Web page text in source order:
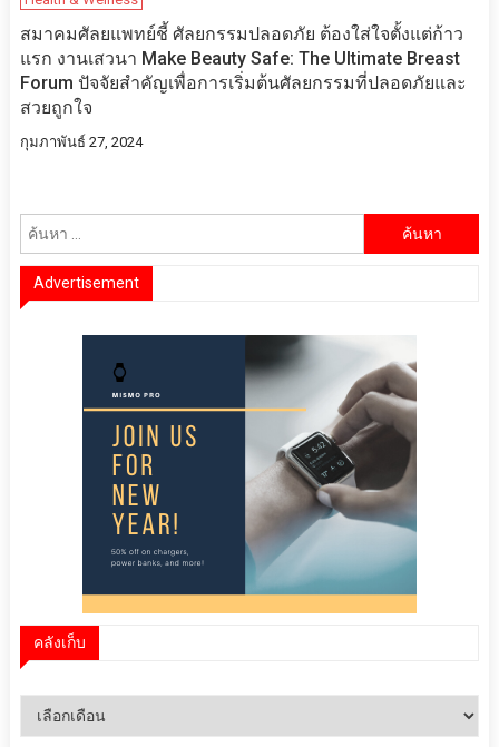
สมาคมศัลยแพทย์ชี้ ศัลยกรรมปลอดภัย ต้องใส่ใจตั้งแต่ก้าว
แรก งานเสวนา Make Beauty Safe: The Ultimate Breast
Forum ปัจจัยสำคัญเพื่อการเริ่มต้นศัลยกรรมที่ปลอดภัยและ
สวยถูกใจ
กุมภาพันธ์ 27, 2024
สำหรับ:
Advertisement
คลังเก็บ
คลัง